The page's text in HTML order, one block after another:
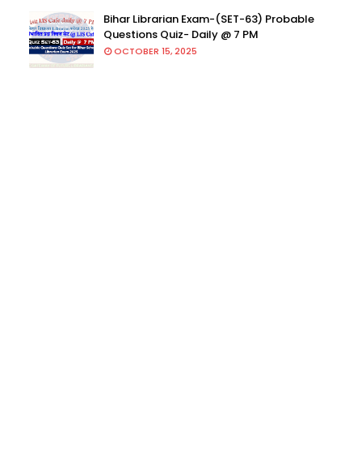
Bihar Librarian Exam-(SET-63) Probable
Questions Quiz- Daily @ 7 PM
OCTOBER 15, 2025